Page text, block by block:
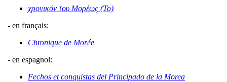
χρονικόν του Μορέως (Το)
- en français:
Chronique de Morée
- en espagnol:
Fechos et conquistas del Principado de la Morea